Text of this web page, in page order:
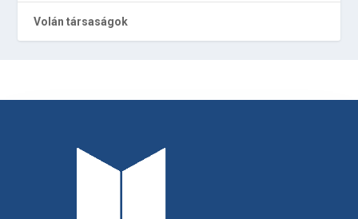
Volán társaságok